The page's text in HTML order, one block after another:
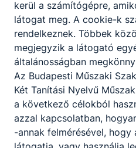
kerül a számítógépre,
látogat meg. A cookie-k
rendelkeznek. Többek
megjegyzik a látogató
általánosságban
Az Budapesti Műszaki
Két Tanítási Nyelvű
a következő célokból
azzal kapcsolatban,
-annak felmérésével,